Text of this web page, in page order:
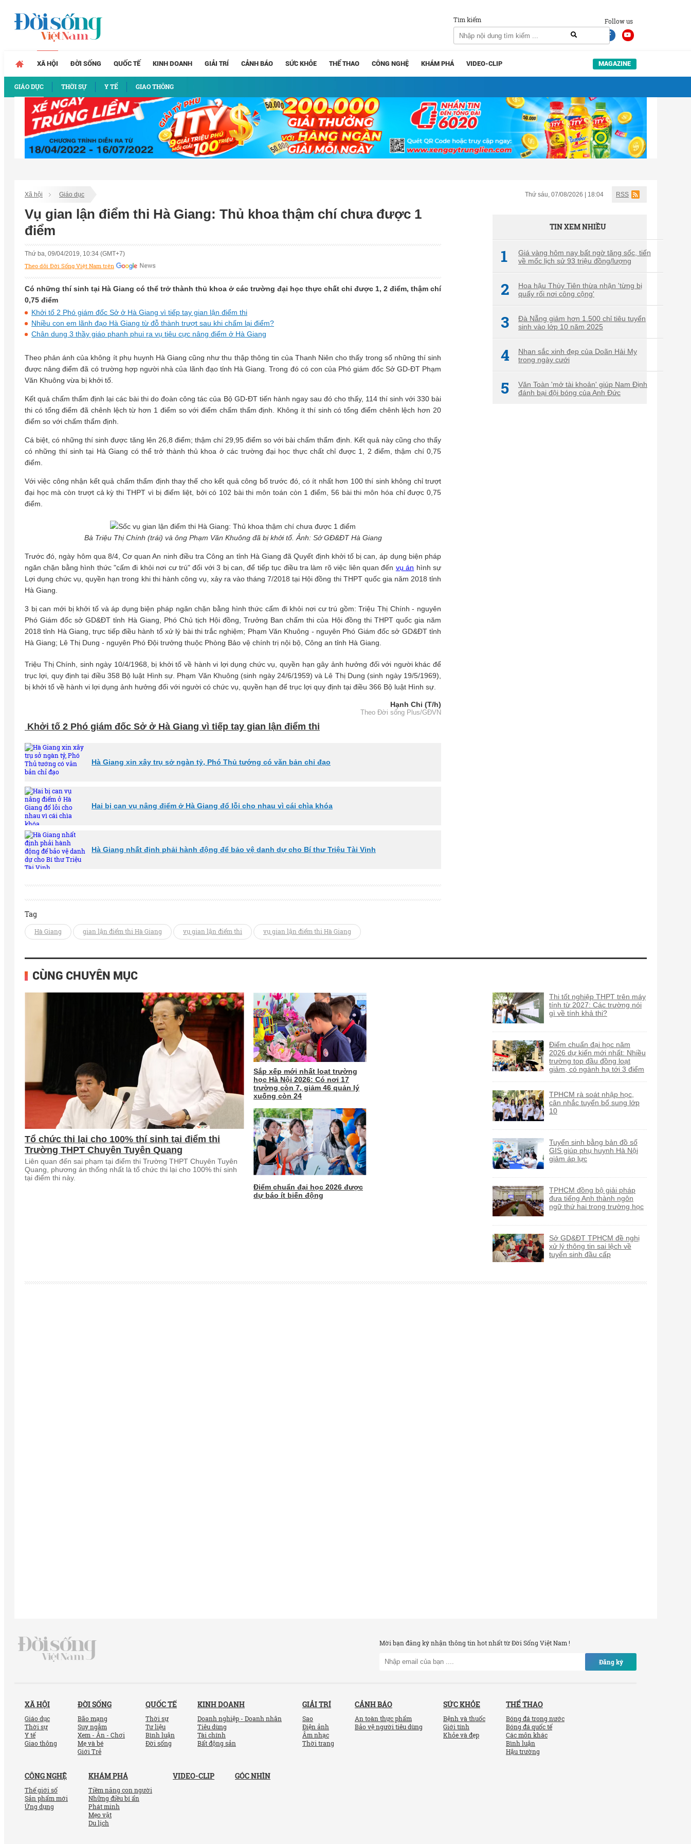
Follow us
Tìm kiếm
XÃ HỘI
GIÁO DỤC THỜI SỰ Y TẾ GIAO THÔNG
ĐỜI SỐNG QUỐC TẾ KINH DOANH GIẢI TRÍ CẢNH BÁO SỨC KHỎE THỂ THAO CÔNG NGHỆ KHÁM PHÁ VIDEO-CLIP MAGAZINE
Xã hội Giáo dục Thứ sáu, 07/08/2026 | 18:04 RSS
Vụ gian lận điểm thi Hà Giang: Thủ khoa thậm chí chưa được 1
điểm
Thứ ba, 09/04/2019, 10:34 (GMT+7)
Theo dõi Đời Sống Việt Nam trên
Có những thí sinh tại Hà Giang có thể trở thành thủ khoa ở các trường đại học thực chất chỉ được 1, 2 điểm, thậm chí
0,75 điểm
Khởi tố 2 Phó giám đốc Sở ở Hà Giang vì tiếp tay gian lận điểm thi
Nhiều con em lãnh đạo Hà Giang từ đỗ thành trượt sau khi chấm lại điểm?
Chân dung 3 thầy giáo phanh phui ra vụ tiêu cực nâng điểm ở Hà Giang
Theo phản ánh của không ít phụ huynh Hà Giang cũng như thu thập thông tin của Thanh Niên cho thấy trong số những thí sinh
được nâng điểm đã có trường hợp người nhà của lãnh đạo tỉnh Hà Giang. Trong đó có con của Phó giám đốc Sở GD-ĐT Phạm
Văn Khuông vừa bị khởi tố.
Kết quả chấm thẩm định lại các bài thi do đoàn công tác của Bộ GD-ĐT tiến hành ngay sau đó cho thấy, 114 thí sinh với 330 bài
thi có tổng điểm đã chênh lệch từ hơn 1 điểm so với điểm chấm thẩm định. Không ít thí sinh có tổng điểm chênh lệch hơn 20
điểm so với chấm thẩm định.
Cá biệt, có những thí sinh được tăng lên 26,8 điểm; thậm chí 29,95 điểm so với bài chấm thẩm định. Kết quả này cũng cho thấy
có những thí sinh tại Hà Giang có thể trở thành thủ khoa ở các trường đại học thực chất chỉ được 1, 2 điểm, thậm chí 0,75
điểm.
Với việc công nhận kết quả chấm thẩm định thay thế cho kết quả công bố trước đó, có ít nhất hơn 100 thí sinh không chỉ trượt
đại học mà còn trượt cả kỳ thi THPT vì bị điểm liệt, bởi có 102 bài thi môn toán còn 1 điểm, 56 bài thi môn hóa chỉ được 0,75
điểm.
Bà Triệu Thị Chính (trái) và ông Phạm Văn Khuông đã bị khởi tố. Ảnh: Sở GĐ&ĐT Hà Giang
Trước đó, ngày hôm qua 8/4, Cơ quan An ninh điều tra Công an tỉnh Hà Giang đã Quyết định khởi tố bị can, áp dụng biện pháp
ngăn chặn bằng hình thức "cấm đi khỏi nơi cư trú" đối với 3 bị can, để tiếp tục điều tra làm rõ việc liên quan đến vụ án hình sự
Lợi dụng chức vụ, quyền hạn trong khi thi hành công vụ, xảy ra vào tháng 7/2018 tại Hội đồng thi THPT quốc gia năm 2018 tỉnh
Hà Giang.
3 bị can mới bị khởi tố và áp dụng biện pháp ngăn chặn bằng hình thức cấm đi khỏi nơi cư trú gồm: Triệu Thị Chính - nguyên
Phó Giám đốc sở GD&ĐT tỉnh Hà Giang, Phó Chủ tịch Hội đồng, Trưởng Ban chấm thi của Hội đồng thi THPT quốc gia năm
2018 tỉnh Hà Giang, trực tiếp điều hành tổ xử lý bài thi trắc nghiệm; Phạm Văn Khuông - nguyên Phó Giám đốc sở GD&ĐT tỉnh
Hà Giang; Lê Thị Dung - nguyên Phó Đội trưởng thuộc Phòng Bảo vệ chính trị nội bộ, Công an tỉnh Hà Giang.
Triệu Thị Chính, sinh ngày 10/4/1968, bị khởi tố về hành vi lợi dụng chức vụ, quyền hạn gây ảnh hưởng đối với người khác để
trục lợi, quy định tại điều 358 Bộ luật Hình sự. Phạm Văn Khuông (sinh ngày 24/6/1959) và Lê Thị Dung (sinh ngày 19/5/1969),
bị khởi tố về hành vi lợi dụng ảnh hưởng đối với người có chức vụ, quyền hạn để trục lợi quy định tại điều 366 Bộ luật Hình sự.
Hạnh Chi (T/h)
Theo Đời sống Plus/GĐVN
Khởi tố 2 Phó giám đốc Sở ở Hà Giang vì tiếp tay gian lận điểm thi
Hà Giang xin xây trụ sở ngàn tỷ, Phó Thủ tướng có văn bản chỉ đạo
Hai bị can vụ nâng điểm ở Hà Giang đổ lỗi cho nhau vì cái chìa khóa
Hà Giang nhất định phải hành động để bảo vệ danh dự cho Bí thư Triệu Tài Vinh
Tag
Hà Giang gian lận điểm thi Hà Giang vụ gian lận điểm thi vụ gian lận điểm thi Hà Giang
TIN XEM NHIỀU
1
Giá vàng hôm nay bất ngờ tăng sốc, tiến
về mốc lịch sử 93 triệu đồng/lượng
2
Hoa hậu Thùy Tiên thừa nhận 'từng bị
quấy rối nơi công cộng'
3
Đà Nẵng giảm hơn 1.500 chỉ tiêu tuyển
sinh vào lớp 10 năm 2025
4
Nhan sắc xinh đẹp của Doãn Hải My
trong ngày cưới
5
Văn Toàn 'mở tài khoản' giúp Nam Định
đánh bại đội bóng của Anh Đức
CÙNG CHUYÊN MỤC
Tổ chức thi lại cho 100% thí sinh tại điểm thi
Trường THPT Chuyên Tuyên Quang
Liên quan đến sai phạm tại điểm thi Trường THPT Chuyên Tuyên
Quang, phương án thống nhất là tổ chức thi lại cho 100% thí sinh
tại điểm thi này.
Sắp xếp mới nhất loạt trường
học Hà Nội 2026: Có nơi 17
trường còn 7, giảm 46 quản lý
xuống còn 24
Điểm chuẩn đại học 2026 được
dự báo ít biến động
Thi tốt nghiệp THPT trên máy
tính từ 2027: Các trường nói
gì về tính khả thi?
Điểm chuẩn đại học năm
2026 dự kiến mới nhất: Nhiều
trường top đầu đồng loạt
giảm, có ngành hạ tới 3 điểm
TPHCM rà soát nhập học,
cân nhắc tuyển bổ sung lớp
10
Tuyển sinh bằng bản đồ số
GIS giúp phụ huynh Hà Nội
giảm áp lực
TPHCM đồng bộ giải pháp
đưa tiếng Anh thành ngôn
ngữ thứ hai trong trường học
Sở GD&ĐT TPHCM đề nghị
xử lý thông tin sai lệch về
tuyển sinh đầu cấp
Mời bạn đăng ký nhận thông tin hot nhất từ Đời Sống Việt Nam !
Đăng ký
XÃ HỘI
Giáo dục
Thời sự
Y tế
Giao thông
ĐỜI SỐNG
Bão mạng
Suy ngẫm
Xem - Ăn - Chơi
Mẹ và bé
Giới Trẻ
QUỐC TẾ
Thời sự
Tư liệu
Bình luận
Đời sống
KINH DOANH
Doanh nghiệp - Doanh nhân
Tiêu dùng
Tài chính
Bất động sản
GIẢI TRÍ
Sao
Điện ảnh
Âm nhạc
Thời trang
CẢNH BÁO
An toàn thực phẩm
Bảo vệ người tiêu dùng
SỨC KHỎE
Bệnh và thuốc
Giới tính
Khỏe và đẹp
THỂ THAO
Bóng đá trong nước
Bóng đá quốc tế
Các môn khác
Bình luận
Hậu trường
CÔNG NGHỆ
Thế giới số
Sản phẩm mới
Ứng dụng
KHÁM PHÁ
Tiềm năng con người
Những điều bí ẩn
Phát minh
Mẹo vặt
Du lịch
VIDEO-CLIP GÓC NHÌN